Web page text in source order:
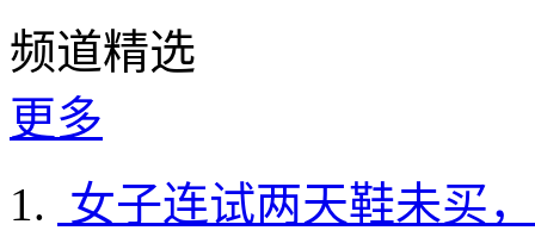
频道精选
更多
女子连试两天鞋未买